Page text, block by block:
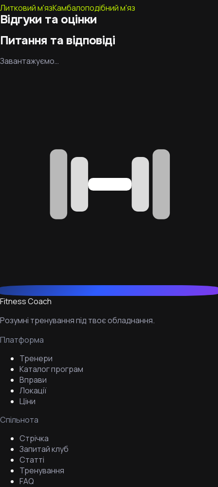
Литковий м'язКамбалоподібний м'яз
Відгуки та оцінки
Питання та відповіді
Завантажуємо…
Fitness Coach
Розумні тренування під твоє обладнання.
Платформа
Тренери
Каталог програм
Вправи
Локації
Ціни
Спільнота
Стрічка
Запитай клуб
Статті
Тренування
FAQ